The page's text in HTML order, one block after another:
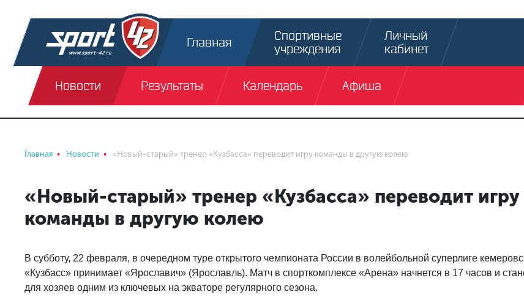
Главная
Спортивные
учреждения
Личный
кабинет
Новости Результаты Календарь Афиша
Главная Новости «Новый-старый» тренер «Кузбасса» переводит игру команды в другую колею
«Новый-старый» тренер «Кузбасса» переводит игру
команды в другую колею
В субботу, 22 февраля, в очередном туре открытого чемпионата России в волейбольной суперлиге
«Кузбасс» принимает «Ярославич» (Ярославль). Матч в спорткомплексе «Арена» начнется в 17 часов и
для хозяев одним из ключевых на экваторе регулярного сезона.